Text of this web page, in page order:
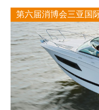
第六届消博会三亚国